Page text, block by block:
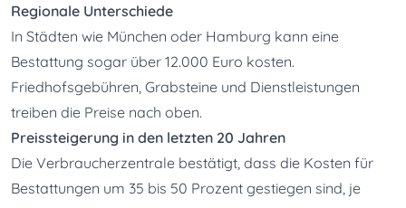
Regionale Unterschiede
In Städten wie München oder Hamburg kann eine
Bestattung sogar über 12.000 Euro kosten.
Friedhofsgebühren, Grabsteine und Dienstleistungen
treiben die Preise nach oben.
Preissteigerung in den letzten 20 Jahren
Die Verbraucherzentrale bestätigt, dass die Kosten für
Bestattungen um 35 bis 50 Prozent gestiegen sind, je